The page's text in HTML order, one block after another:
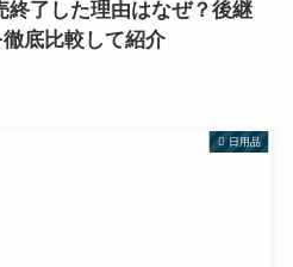
終了した理由はなぜ？後継
底比較して紹介
日用品